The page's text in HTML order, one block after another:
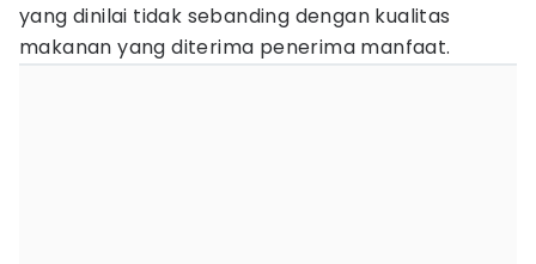
yang dinilai tidak sebanding dengan kualitas
makanan yang diterima penerima manfaat.